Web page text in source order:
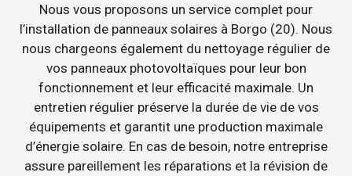
Nous vous proposons un service complet pour
l’installation de panneaux solaires à Borgo (20). Nous
nous chargeons également du nettoyage régulier de
vos panneaux photovoltaïques pour leur bon
fonctionnement et leur efficacité maximale. Un
entretien régulier préserve la durée de vie de vos
équipements et garantit une production maximale
d’énergie solaire. En cas de besoin, notre entreprise
assure pareillement les réparations et la révision de